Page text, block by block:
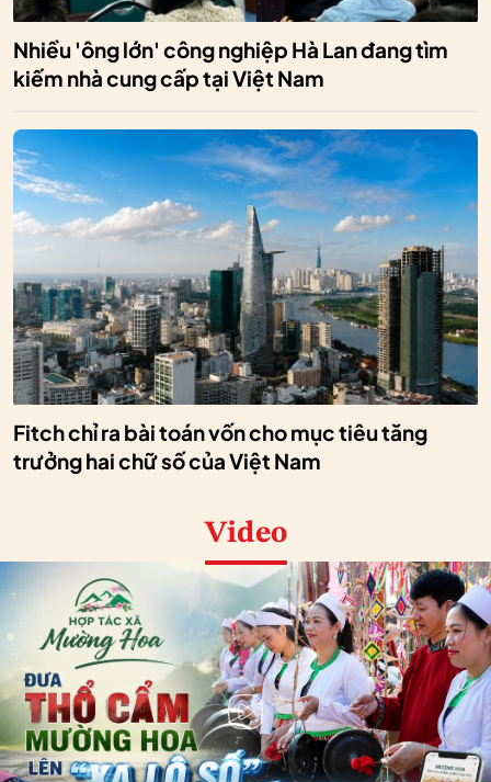
Nhiều 'ông lớn' công nghiệp Hà Lan đang tìm
kiếm nhà cung cấp tại Việt Nam
Fitch chỉ ra bài toán vốn cho mục tiêu tăng
trưởng hai chữ số của Việt Nam
Video